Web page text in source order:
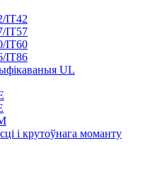
IT42
IT57
IT60
IT86
UL
і крутоўнага моманту